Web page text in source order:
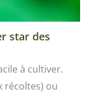
star des
à cultiver.
récoltes) ou